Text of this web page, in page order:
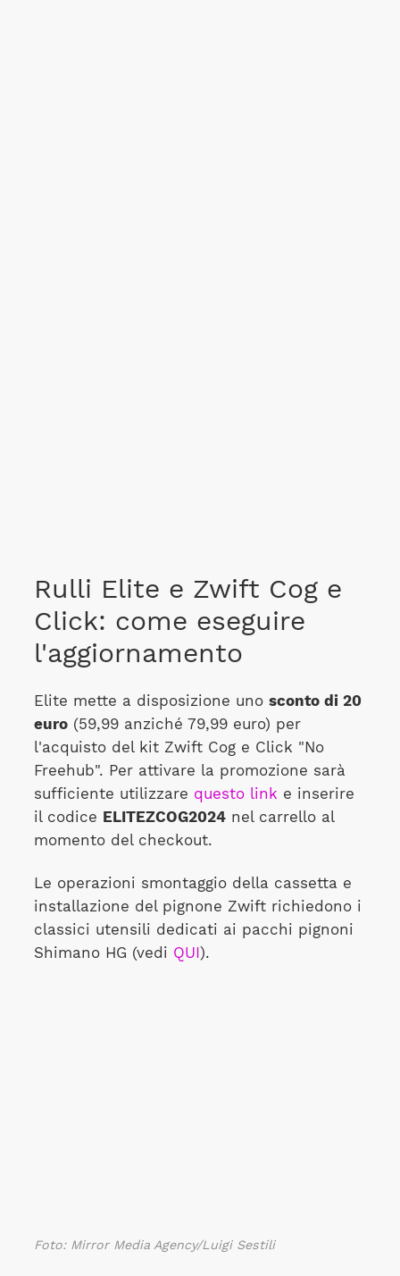
Rulli Elite e Zwift Cog e
Click: come eseguire
l'aggiornamento
Elite mette a disposizione uno sconto di 20
euro(59,99 anziché 79,99 euro) per
l'acquisto del kit Zwift Cog e Click "No
Freehub". Per attivare la promozione sarà
sufficiente utilizzare questo link e inserire
il codice ELITEZCOG2024nel carrello al
momento del checkout.
Le operazioni smontaggio della cassetta e
installazione del pignone Zwift richiedono i
classici utensili dedicati ai pacchi pignoni
Shimano HG (vedi QUI ).
Foto: Mirror Media Agency/Luigi Sestili